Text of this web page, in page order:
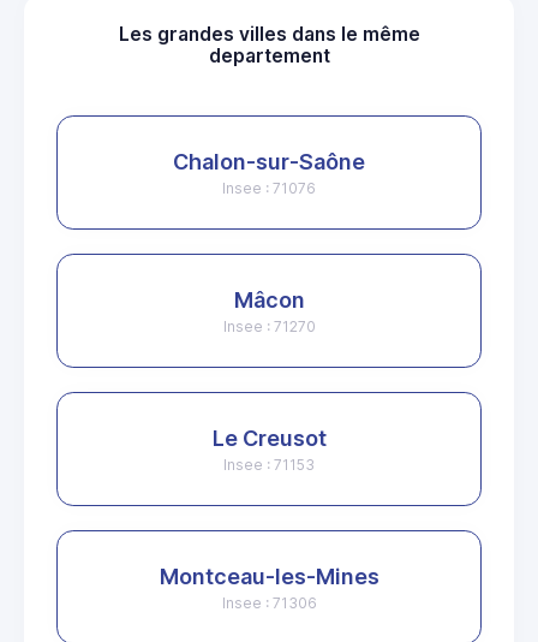
Les grandes villes dans le même
departement
Chalon-sur-Saône
Insee : 71076
Mâcon
Insee : 71270
Le Creusot
Insee : 71153
Montceau-les-Mines
Insee : 71306